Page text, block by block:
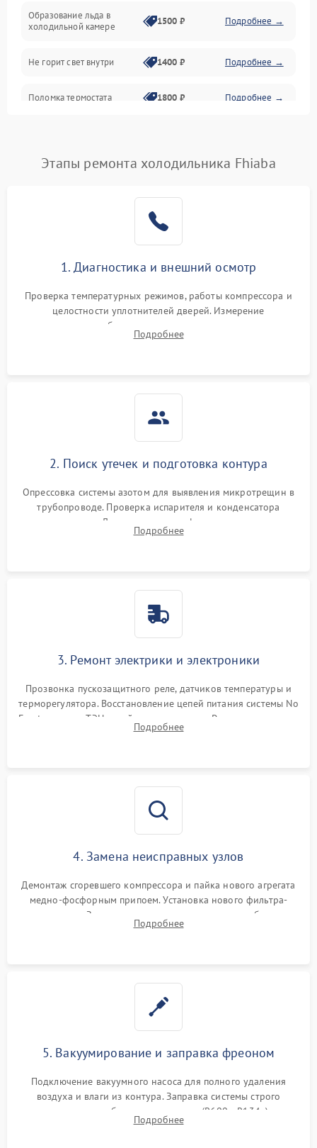
Образование льда в
холодильной камере
1500 ₽ Подробнее →
Не горит свет внутри 1400 ₽ Подробнее →
Поломка термостата 1800 ₽ Подробнее →
Поломка системы No Frost 2600 ₽ Подробнее →
работе
2000 ₽ Подробнее →
1000 ₽
1800 ₽
Этапы ремонта холодильника Fhiaba
1. Диагностика и внешний осмотр
Проверка температурных режимов, работы компрессора и
целостности уплотнителей дверей. Измерение
сопротивления обмоток мотора, проверка термостата и
считывание кодов ошибок с электронного дисплея.
Подробнее
2. Поиск утечек и подготовка контура
Опрессовка системы азотом для выявления микротрещин в
трубопроводе. Проверка испарителя и конденсатора
течеискателем. Демонтаж старого фильтра-осушителя и
продувка капиллярной трубки для устранения засоров.
Подробнее
3. Ремонт электрики и электроники
Прозвонка пускозащитного реле, датчиков температуры и
терморегулятора. Восстановление цепей питания системы No
Frost, включая ТЭН оттайки и вентилятор. Ремонт или замена
платы управления при сбоях алгоритмов.
Подробнее
4. Замена неисправных узлов
Демонтаж сгоревшего компрессора и пайка нового агрегата
медно-фосфорным припоем. Установка нового фильтра-
осушителя. Замена изношенных вентиляторов обдува,
сломанных заслонок или поврежденных дверных петель.
Подробнее
5. Вакуумирование и заправка фреоном
Подключение вакуумного насоса для полного удаления
воздуха и влаги из контура. Заправка системы строго
дозированным объемом хладагента (R600a, R134a) по
электронным весам. Контроль рабочего давления в системе.
Подробнее